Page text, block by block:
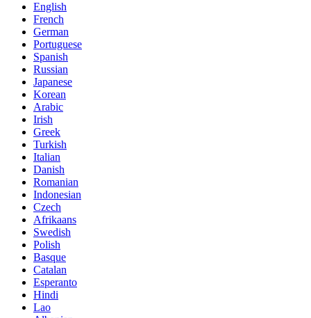
English
French
German
Portuguese
Spanish
Russian
Japanese
Korean
Arabic
Irish
Greek
Turkish
Italian
Danish
Romanian
Indonesian
Czech
Afrikaans
Swedish
Polish
Basque
Catalan
Esperanto
Hindi
Lao